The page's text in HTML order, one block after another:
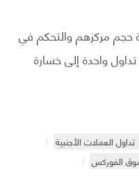
حجم مركزهم والتحكم في
واحدة إلى خسارة
تداول العملات الأجنبية
الفوركس